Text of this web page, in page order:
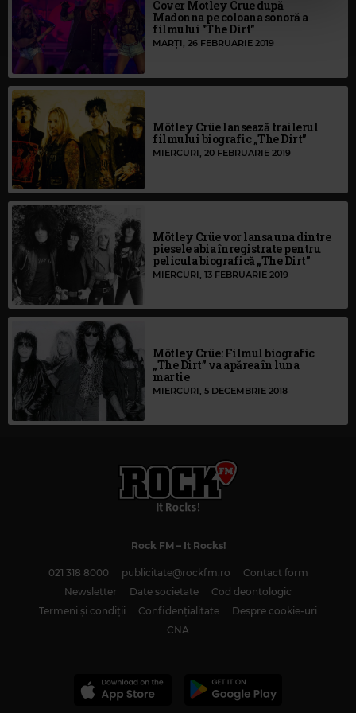
Cover Motley Crue după
Madonna pe coloana sonoră a
filmului "The Dirt"
MARȚI, 26 FEBRUARIE 2019
Mötley Crüe lansează trailerul
filmului biografic „The Dirt”
MIERCURI, 20 FEBRUARIE 2019
Mötley Crüe vor lansa una dintre
piesele abia înregistrate pentru
pelicula biografică „The Dirt”
MIERCURI, 13 FEBRUARIE 2019
Mötley Crüe: Filmul biografic
„The Dirt” va apărea în luna
martie
MIERCURI, 5 DECEMBRIE 2018
Rock FM– It Rocks!
021 318 8000 publicitate@rockfm.ro
Contact form
Newsletter
Date societate
Cod deontologic
Termeni și condiții
Confidențialitate
Despre cookie-uri
CNA